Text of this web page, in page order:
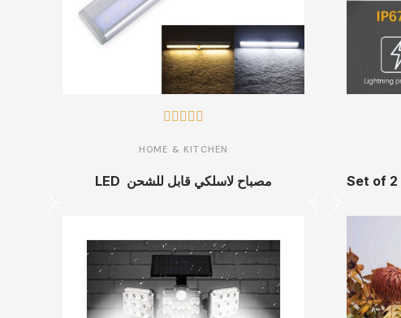
    
HOME & KITCHEN
LED مصباح لاسلكي قابل للشحن